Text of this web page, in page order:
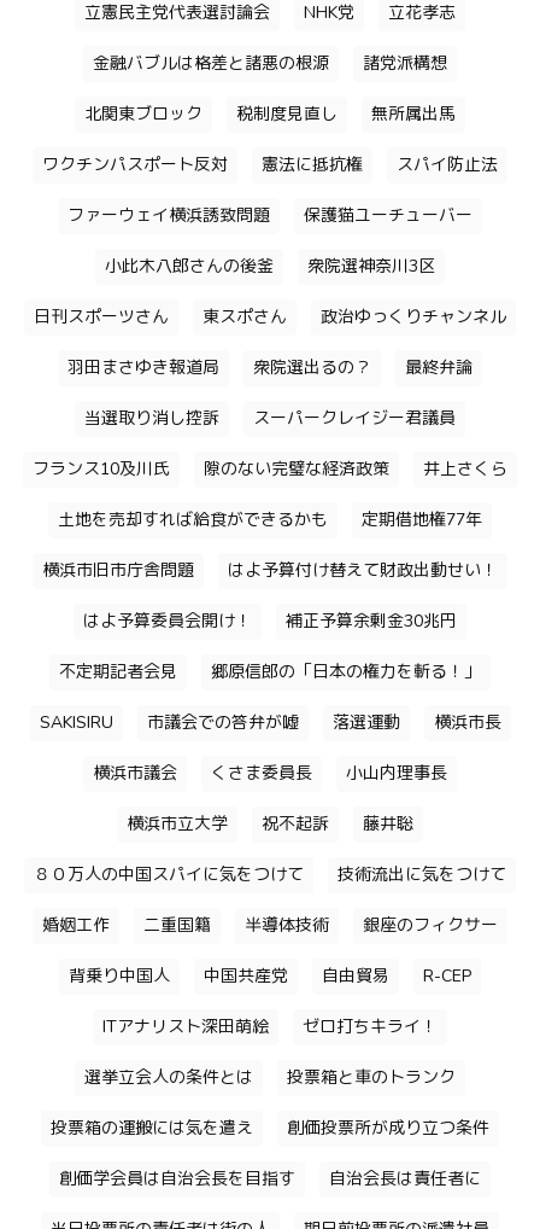
立憲民主党代表選討論会 NHK党 立花孝志
金融バブルは格差と諸悪の根源 諸党派構想
北関東ブロック 税制度見直し 無所属出馬
ワクチンパスポート反対 憲法に抵抗権 スパイ防止法
ファーウェイ横浜誘致問題 保護猫ユーチューバー
小此木八郎さんの後釜 衆院選神奈川3区
日刊スポーツさん 東スポさん 政治ゆっくりチャンネル
羽田まさゆき報道局 衆院選出るの？ 最終弁論
当選取り消し控訴 スーパークレイジー君議員
フランス10及川氏 隙のない完璧な経済政策 井上さくら
土地を売却すれば給食ができるかも 定期借地権77年
横浜市旧市庁舎問題 はよ予算付け替えて財政出動せい！
はよ予算委員会開け！ 補正予算余剰金30兆円
不定期記者会見 郷原信郎の「日本の権力を斬る！」
SAKISIRU 市議会での答弁が嘘 落選運動 横浜市長
横浜市議会 くさま委員長 小山内理事長
横浜市立大学 祝不起訴 藤井聡
８０万人の中国スパイに気をつけて 技術流出に気をつけて
婚姻工作 二重国籍 半導体技術 銀座のフィクサー
背乗り中国人 中国共産党 自由貿易 R-CEP
ITアナリスト深田萌絵 ゼロ打ちキライ！
選挙立会人の条件とは 投票箱と車のトランク
投票箱の運搬には気を遣え 創価投票所が成り立つ条件
創価学会員は自治会長を目指す 自治会長は責任者に